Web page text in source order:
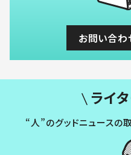
お問い合
ライ
“人”のグッドニュースの